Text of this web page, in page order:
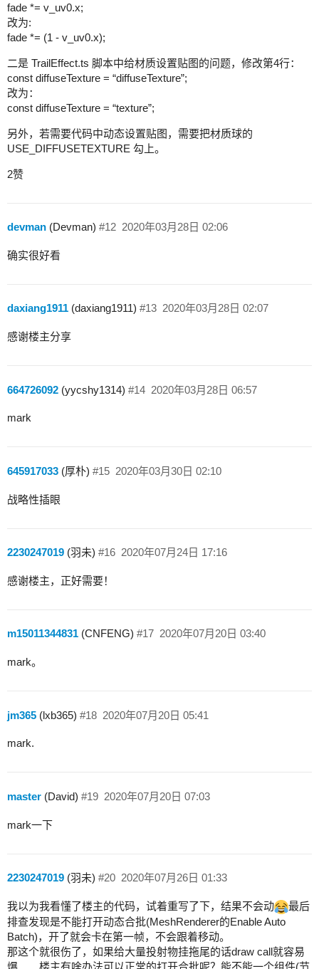
fade *= v_uv0.x;
改为:
fade *= (1 - v_uv0.x);
二是 TrailEffect.ts 脚本中给材质设置贴图的问题，修改第4行：
const diffuseTexture = “diffuseTexture”;
改为：
const diffuseTexture = “texture”;
另外，若需要代码中动态设置贴图，需要把材质球的
USE_DIFFUSETEXTURE 勾上。
2赞
devman (Devman) 2020年03月28日 02:06
#12
确实很好看
daxiang1911 (daxiang1911) 2020年03月28日 02:07
#13
感谢楼主分享
664726092 (yycshy1314) 2020年03月28日 06:57
#14
mark
645917033 (厚朴) 2020年03月30日 02:10
#15
战略性插眼
2230247019 (羽未) 2020年07月24日 17:16
#16
感谢楼主，正好需要！
m15011344831 (CNFENG) 2020年07月20日 03:40
#17
mark。
jm365 (lxb365) 2020年07月20日 05:41
#18
mark.
master (David) 2020年07月20日 07:03
#19
mark一下
2230247019 (羽未) 2020年07月26日 01:33
#20
我以为我看懂了楼主的代码，试着重写了下，结果不会动
最后
排查发现是不能打开动态合批(MeshRenderer的Enable Auto
Batch)，开了就会卡在第一帧，不会跟着移动。
那这个就很伤了，如果给大量投射物挂拖尾的话draw call就容易
爆……楼主有啥办法可以正常的打开合批呢？能不能一个组件(节